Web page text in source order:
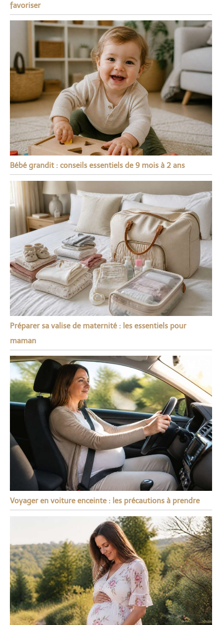
favoriser
Bébé grandit : conseils essentiels de 9 mois à 2 ans
Préparer sa valise de maternité : les essentiels pour
maman
Voyager en voiture enceinte : les précautions à prendre